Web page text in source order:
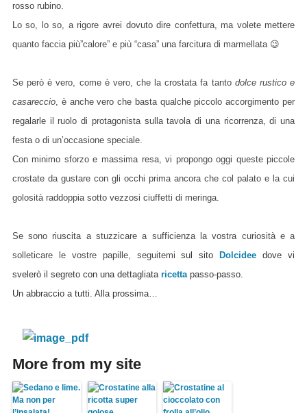
rosso rubino.
Lo so, lo so, a rigore avrei dovuto dire confettura, ma volete mettere
quanto faccia più”calore” e più “casa” una farcitura di marmellata 😉
Se però è vero, come è vero, che la crostata fa tanto dolce rustico e
casareccio, è anche vero che basta qualche piccolo accorgimento per
regalarle il ruolo di protagonista sulla tavola di una ricorrenza, di una
festa o di un’occasione speciale.
Con minimo sforzo e massima resa, vi propongo oggi queste piccole
crostate da gustare con gli occhi prima ancora che col palato e la cui
golosità raddoppia sotto vezzosi ciuffetti di meringa.
Se sono riuscita a stuzzicare a sufficienza la vostra curiosità e a
solleticare le vostre papille, seguitemisul sito Dolcidee dove vi
svelerò il segreto con una dettagliata ricettapasso-passo.
Un abbraccio a tutti. Alla prossima…
More from my site